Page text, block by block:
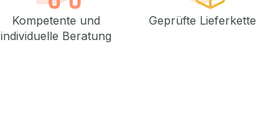
Kompetente und
individuelle Beratung
Geprüfte Lieferkette